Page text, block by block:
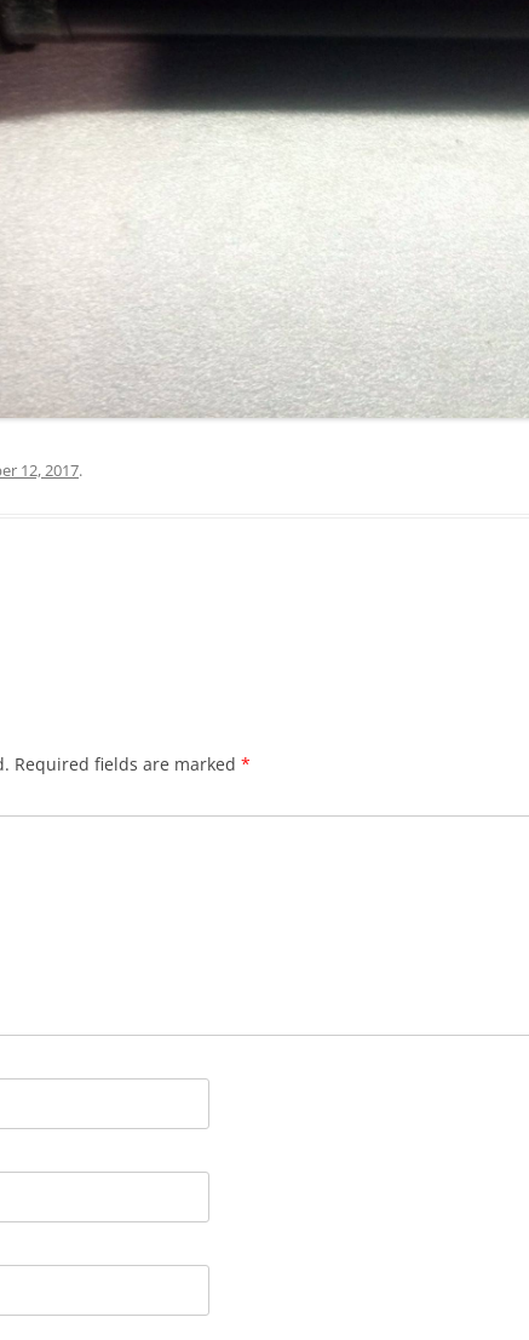
12, 2017.
Required fields are marked *